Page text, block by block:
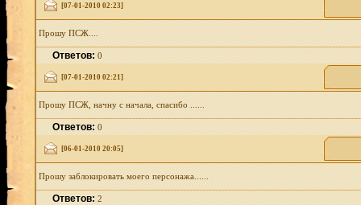
[07-01-2010 02:23]
Прошу ПСЖ....
Ответов:0
[07-01-2010 02:21]
Прошу ПСЖ, начну с начала, спасибо ......
Ответов:0
[06-01-2010 20:05]
Прошу заблокировать моего персонажа......
Ответов:2